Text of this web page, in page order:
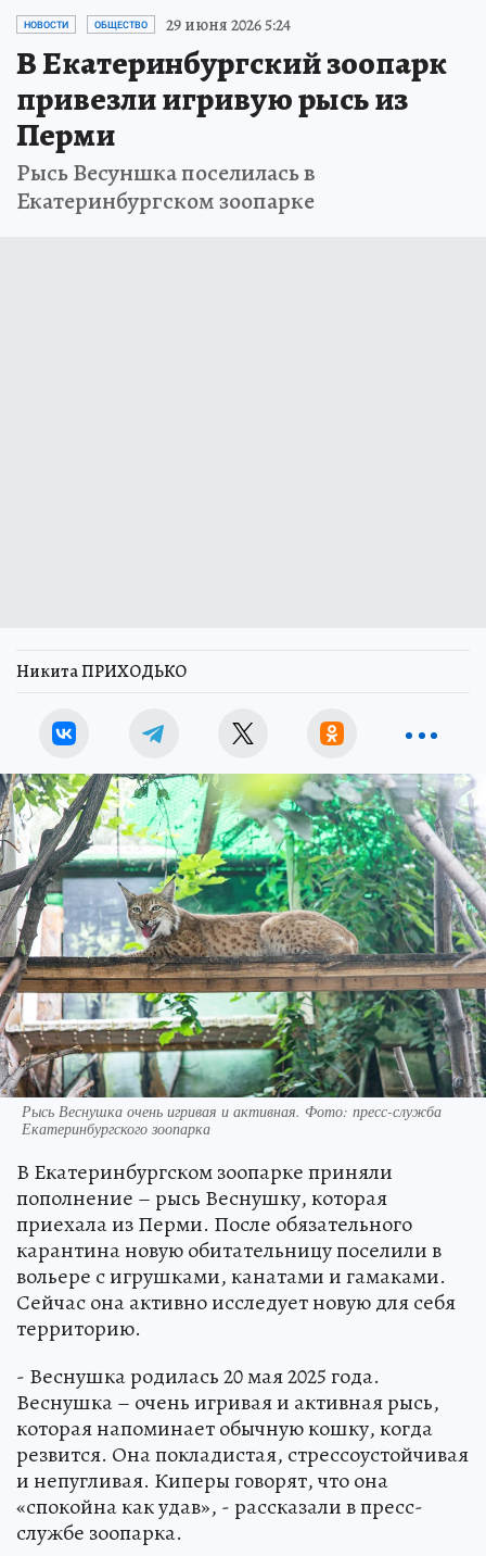
НОВОСТИ ОБЩЕСТВО 29 июня 2026 5:24
В Екатеринбургский зоопарк
привезли игривую рысь из
Перми
Рысь Весуншка поселилась в
Екатеринбургском зоопарке
Никита ПРИХОДЬКО
Рысь Веснушка очень игривая и активная. Фото: пресс-служба
Екатеринбургского зоопарка
В Екатеринбургском зоопарке приняли
пополнение – рысь Веснушку, которая
приехала из Перми. После обязательного
карантина новую обитательницу поселили в
вольере с игрушками, канатами и гамаками.
Сейчас она активно исследует новую для себя
территорию.
- Веснушка родилась 20 мая 2025 года.
Веснушка – очень игривая и активная рысь,
которая напоминает обычную кошку, когда
резвится. Она покладистая, стрессоустойчивая
и непугливая. Киперы говорят, что она
«спокойна как удав», - рассказали в пресс-
службе зоопарка.